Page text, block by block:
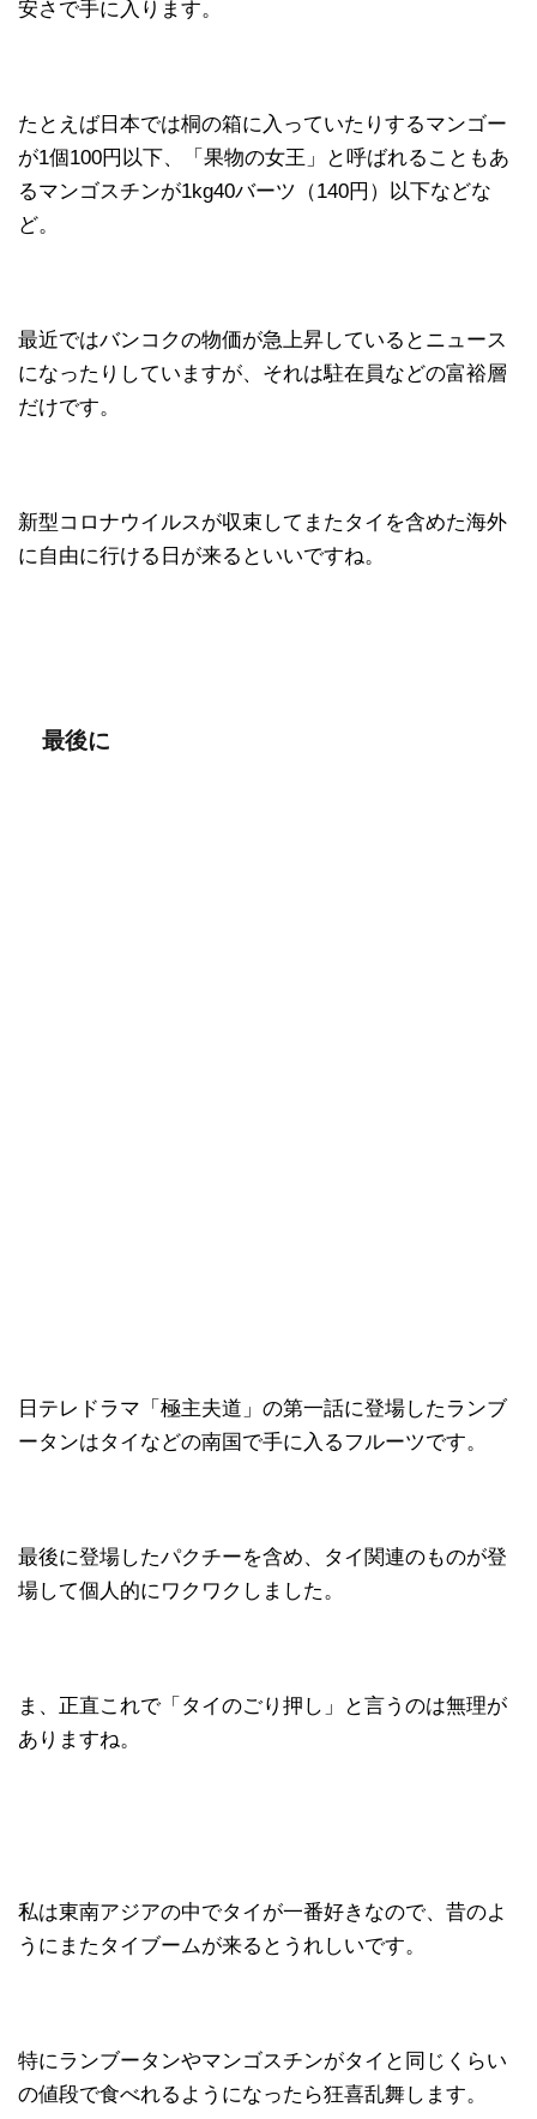
安さで手に入ります。
たとえば日本では桐の箱に入っていたりするマンゴー
が1個100円以下、「果物の女王」と呼ばれることもあ
るマンゴスチンが1kg40バーツ（140円）以下などな
ど。
最近ではバンコクの物価が急上昇しているとニュース
になったりしていますが、それは駐在員などの富裕層
だけです。
新型コロナウイルスが収束してまたタイを含めた海外
に自由に行ける日が来るといいですね。
最後に
日テレドラマ「極主夫道」の第一話に登場したランブ
ータンはタイなどの南国で手に入るフルーツです。
最後に登場したパクチーを含め、タイ関連のものが登
場して個人的にワクワクしました。
ま、正直これで「タイのごり押し」と言うのは無理が
ありますね。
私は東南アジアの中でタイが一番好きなので、昔のよ
うにまたタイブームが来るとうれしいです。
特にランブータンやマンゴスチンがタイと同じくらい
の値段で食べれるようになったら狂喜乱舞します。